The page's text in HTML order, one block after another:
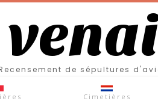
de sépultures
Cimetières